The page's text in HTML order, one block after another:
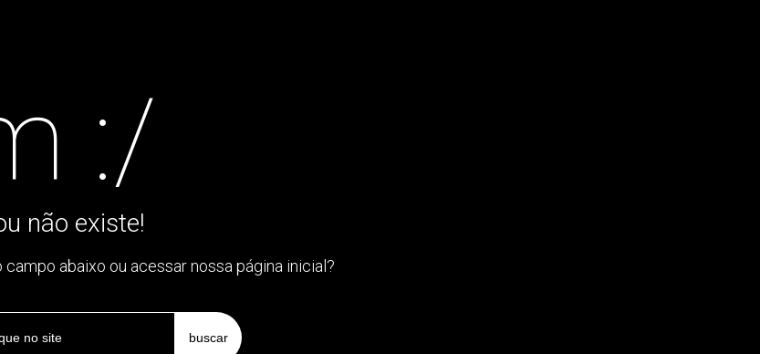
:/
não existe!
abaixo ou acessar nossa página inicial?